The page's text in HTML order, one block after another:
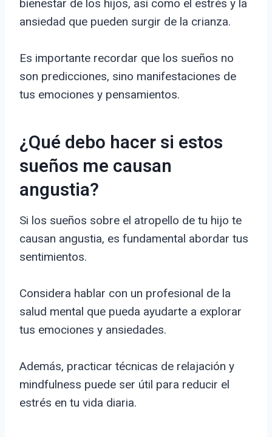
bienestar de los hijos, así como el estrés y la
ansiedad que pueden surgir de la crianza.
Es importante recordar que los sueños no
son predicciones, sino manifestaciones de
tus emociones y pensamientos.
¿Qué debo hacer si estos
sueños me causan
angustia?
Si los sueños sobre el atropello de tu hijo te
causan angustia, es fundamental abordar tus
sentimientos.
Considera hablar con un profesional de la
salud mental que pueda ayudarte a explorar
tus emociones y ansiedades.
Además, practicar técnicas de relajación y
mindfulness puede ser útil para reducir el
estrés en tu vida diaria.